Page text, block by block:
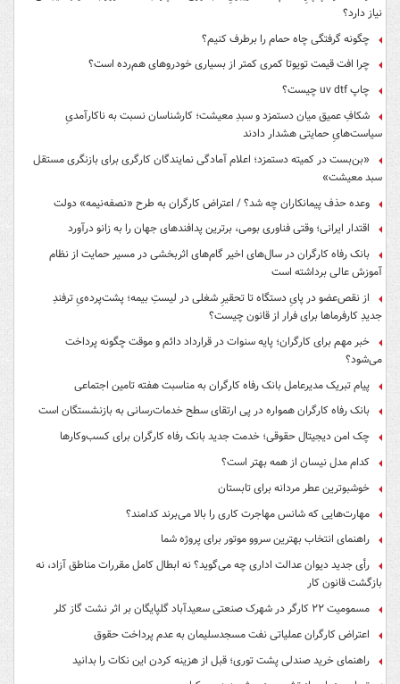
نیاز دارد؟
چگونه گرفتگی چاه حمام را برطرف کنیم؟
چرا افت قیمت تویوتا کمری کمتر از بسیاری خودروهای هم‌رده است؟
چاپ uv dtf چیست؟
شکافِ عمیق میان دستمزد و سبدِ معیشت؛ کارشناسان نسبت به ناکارآمدیِ
سیاست‌هایِ حمایتی هشدار دادند
«بن‌بست در کمیته دستمزد؛ اعلام آمادگی نمایندگان کارگری برای بازنگری مستقل
سبد معیشت»
وعده حذف پیمانکاران چه شد؟ / اعتراض کارگران به طرح «نصفه‌نیمه» دولت
اقتدار ایرانی؛ وقتی فناوری بومی، برترین پدافندهای جهان را به زانو درآورد
بانک رفاه کارگران در سال‌های اخیر گام‌های اثربخشی در مسیر حمایت از نظام
آموزش عالی برداشته است
از نقص‌عضو در پایِ دستگاه تا تحقیرِ شغلی در لیستِ بیمه؛ پشت‌پرده‌یِ ترفندِ
جدیدِ کارفرماها برای فرار از قانون چیست؟
خبر مهم برای کارگران؛ پایه سنوات در قرارداد دائم و موقت چگونه پرداخت
می‌شود؟
پیام تبریک مدیرعامل بانک رفاه کارگران به مناسبت هفته تامین اجتماعی
بانک رفاه کارگران همواره در پی ارتقای سطح خدمات‌رسانی به بازنشستگان است
چک امن دیجیتال حقوقی؛ خدمت جدید بانک رفاه کارگران برای کسب‌وکارها
کدام مدل نیسان از همه بهتر است؟
خوشبوترین عطر مردانه برای تابستان
مهارت‌هایی که شانس مهاجرت کاری را بالا می‌برند کدامند؟
راهنمای انتخاب بهترین سروو موتور برای پروژه شما
رأی جدید دیوان عدالت اداری چه می‌گوید؟ نه ابطال کامل مقررات مناطق آزاد، نه
بازگشت قانون کار
مسمومیت ۲۲ کارگر در شهرک صنعتی سعیدآباد گلپایگان بر اثر نشت گاز کلر
اعتراض کارگران عملیاتی نفت مسجدسلیمان به عدم پرداخت حقوق
راهنمای خرید صندلی پشت توری؛ قبل از هزینه کردن این نکات را بدانید